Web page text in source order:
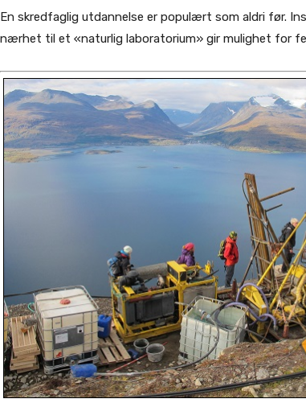
En skredfaglig utdannelse er populært som aldri før.
nærhet til et «naturlig laboratorium» gir mulighet for